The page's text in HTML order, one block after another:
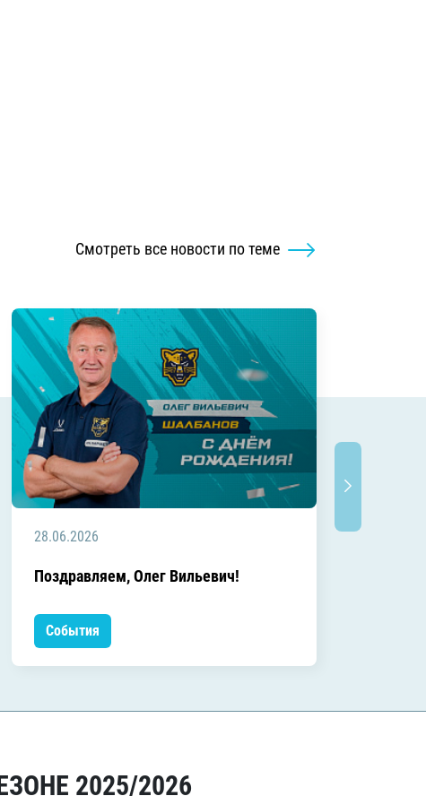
Смотреть все новости по теме
28.06.2026
Поздравляем, Олег Вильевич!
События
2025/2026